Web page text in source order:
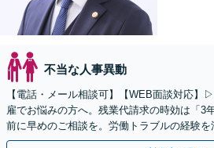
不当な人事異動
【電話・メール相談可】【WEB面談対応
雇でお悩みの方へ。残業代請求の時効は「3
前に早めのご相談を。労働トラブルの経験
況に応じた解決をサポートします。【新大阪